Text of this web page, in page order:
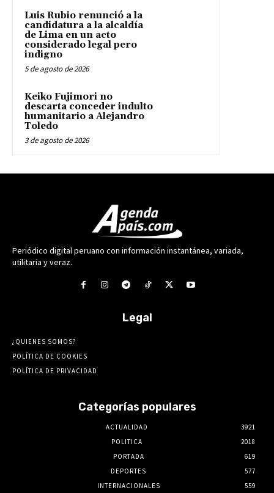
Luis Rubio renunció a la
candidatura a la alcaldía
de Lima en un acto
considerado legal pero
indigno
5 de agosto de 2026
Keiko Fujimori no
descarta conceder indulto
humanitario a Alejandro
Toledo
3 de agosto de 2026
Periódico digital peruano con información instantánea, variada,
utilitaria y veraz.
Legal
¿QUIENES SOMOS?
POLÍTICA DE COOKIES
POLÍTICA DE PRIVACIDAD
Categorías populares
ACTUALIDAD
3921
POLITICA
2018
PORTADA
619
DEPORTES
577
INTERNACIONALES
559